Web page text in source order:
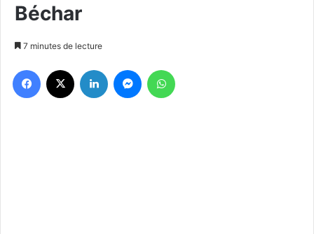
Béchar
7 minutes de lecture